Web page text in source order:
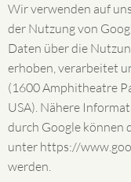
Wir verwenden auf
der Nutzung von
Daten über die
erhoben, verarbeitet
(1600 Amphitheatre
USA). Nähere
durch Google können
unter https://
werden.